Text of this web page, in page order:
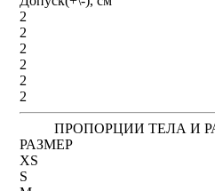
2
2
2
2
2
2
ПРОПОРЦИИ ТЕЛА И
РАЗМЕР
XS
S